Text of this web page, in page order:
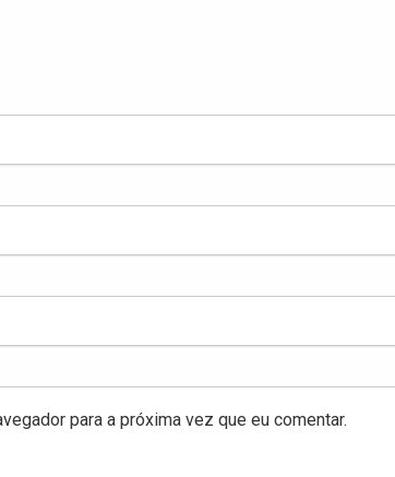
para a próxima vez que eu comentar.